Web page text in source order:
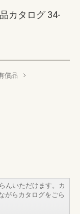
カタログ 34-
償品
んいただけます。カ
がらカタログをごら